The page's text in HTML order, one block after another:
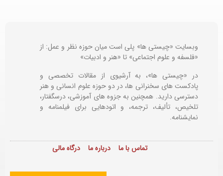
وبسایت «چیستی ها» پلی است میان حوزه نظر و عمل: از
«فلسفه و علوم اجتماعی» تا «هنر و ادبیات»
در «چیستی ها»، به آرشیوی از مقالات تخصصی و
پادکست های سخنرانی ها، در دو حوزه علوم انسانی و هنر
دسترسی دارید. همچنین به جزوه های آموزشی، درسگفتار،
تلخیص، تألیف، ترجمه، و اتودهایی برایفیلمنامه و
نمایشنامه.
تماس با ما درباره ما درگاه مالی